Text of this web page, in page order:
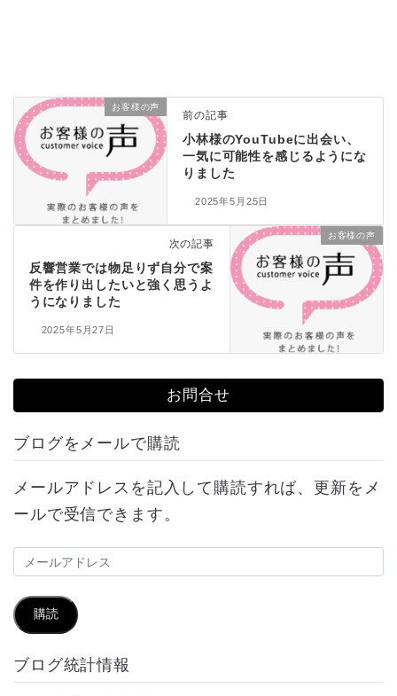
お客様の声
前の記事
小林様のYouTubeに出会い、
一気に可能性を感じるようにな
りました
2025年5月25日
お客様の声
次の記事
反響営業では物足りず自分で案
件を作り出したいと強く思うよ
うになりました
2025年5月27日
お問合せ
ブログをメールで購読
メールアドレスを記入して購読すれば、更新をメ
ールで受信できます。
メ
ル
ア
ド
購読
ブログ統計情報